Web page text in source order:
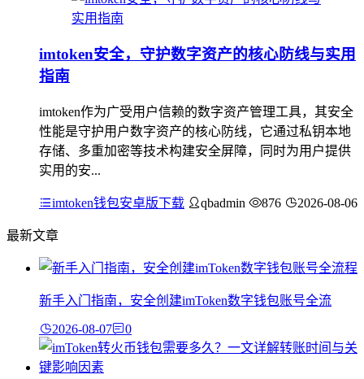
imtoken安全，守护数字资产的核心防线与实用
指南
imtoken作为广受用户信赖的数字资产管理工具，其安全
性能是守护用户数字资产的核心防线，它通过私钥本地
存储、多重加密等技术构建安全屏障，同时为用户提供
实用的安...
imtoken钱包安卓版下载 qbadmin 876 2026-08-06
最新文章
新手入门指南，安全创建imToken数字钱包账号全流
2026-08-07 0